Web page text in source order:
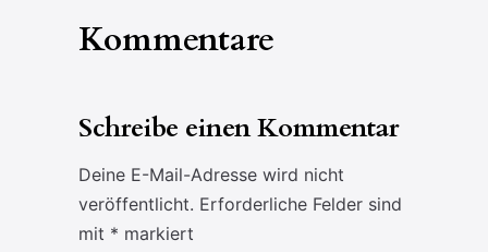
Kommentare
Schreibe einen Kommentar
Deine E-Mail-Adresse wird nicht
veröffentlicht. Erforderliche Felder sind
mit * markiert